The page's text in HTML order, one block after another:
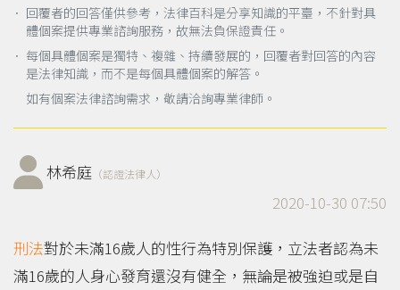
． 回覆者的回答僅供參考，法律百科是分享知識的平臺，不針對具
體個案提供專業諮詢服務，故無法負保證責任。
． 每個具體個案是獨特、複雜、持續發展的，回覆者對回答的內容
是法律知識，而不是每個具體個案的解答。
如有個案法律諮詢需求，敬請洽詢專業律師。
林希庭 （認證法律人）
2020-10-30 07:50
刑法對於未滿16歲人的性行為特別保護，立法者認為未
滿16歲的人身心發育還沒有健全，無論是被強迫或是自